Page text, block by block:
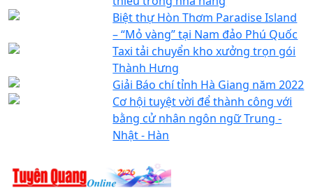
Biệt thự Hòn Thơm Paradise Island
– “Mỏ vàng” tại Nam đảo Phú Quốc
Taxi tải chuyển kho xưởng trọn gói
Thành Hưng
Giải Báo chí tỉnh Hà Giang năm 2022
Cơ hội tuyệt vời để thành công với
bằng cử nhân ngôn ngữ Trung -
Nhật - Hàn